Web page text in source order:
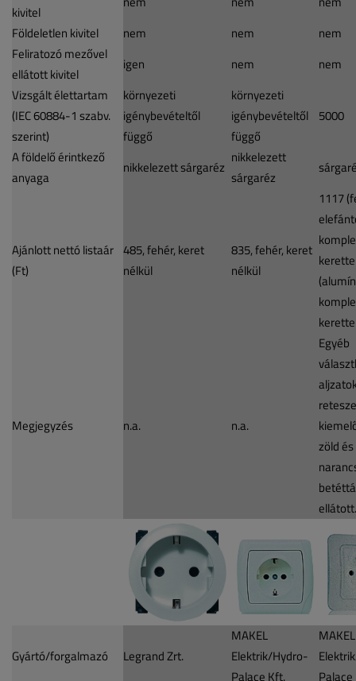
kivitel
Földeletlen kivitel
nem nem
nem
Feliratozó mezővel
ellátott kivitel
igen nem
nem
Vizsgált élettartam
(IEC 60884-1 szabv.
szerint)
környezeti
igénybevételtől
függő
környezeti
igénybevételtől
függő
5000
A földelő érintkező
anyaga
nikkelezett sárgaréz
nikkelezett
sárgaréz
Ajánlott nettó listaár
(Ft)
485, fehér, keret
nélkül
835, fehér, keret
nélkül
1117
Megjegyzés n.a. n.a.
Egyéb
zöld és
ellátott.
Gyártó/forgalmazó Legrand Zrt.
MAKEL
Elektrik/Hydro-
Palace Kft.
MAKEL